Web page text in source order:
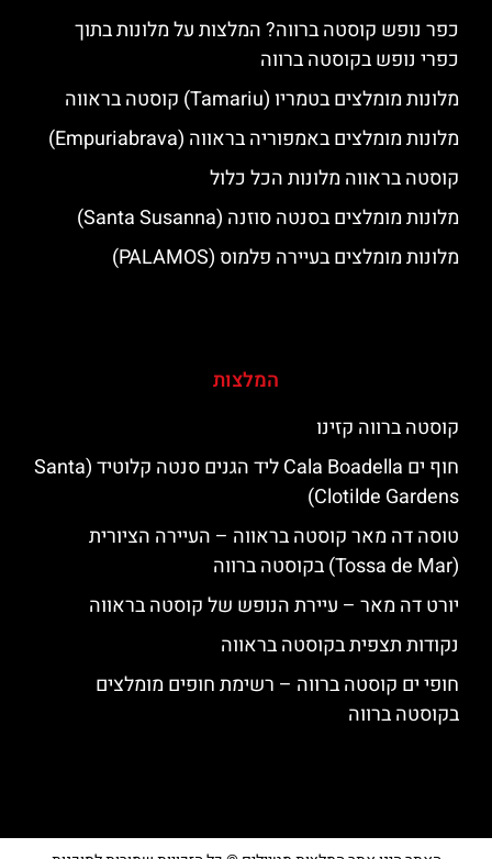
כפר נופש קוסטה ברווה? המלצות על מלונות בתוך
כפרי נופש בקוסטה ברווה
מלונות מומלצים בטמריו (Tamariu) קוסטה בראווה
מלונות מומלצים באמפוריה בראווה (Empuriabrava)
קוסטה בראווה מלונות הכל כלול
מלונות מומלצים בסנטה סוזנה (Santa Susanna)
מלונות מומלצים בעיירה פלמוס (PALAMOS)
המלצות
קוסטה ברווה קזינו
חוף ים Cala Boadella ליד הגנים סנטה קלוטיד (Santa
Clotilde Gardens)
טוסה דה מאר קוסטה בראווה – העיירה הציורית
(Tossa de Mar) בקוסטה ברווה
יורט דה מאר – עיירת הנופש של קוסטה בראווה
נקודות תצפית בקוסטה בראווה
חופי ים קוסטה ברווה – רשימת חופים מומלצים
בקוסטה ברווה